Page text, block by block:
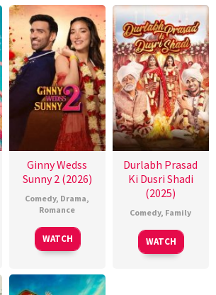
Ginny Wedss
Sunny 2 (2026)
Comedy, Drama,
Romance
WATCH
Durlabh Prasad
Ki Dusri Shadi
(2025)
Comedy, Family
WATCH